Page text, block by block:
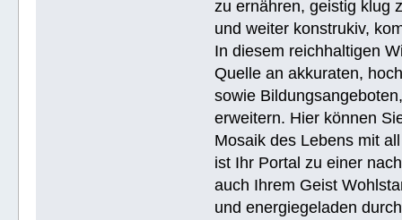
zu ernähren, geistig klug
und weiter konstrukiv,
In diesem reichhaltigen
Quelle an akkuraten,
sowie
erweitern. Hier können
Mosaik des Lebens mit
ist Ihr Portal zu einer
auch Ihrem Geist
und energiegeladen